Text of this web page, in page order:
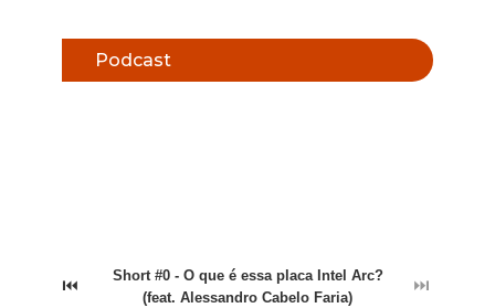
Podcast
⏮
Short #0 - O que é essa placa Intel Arc?
(feat. Alessandro Cabelo Faria)
⏭